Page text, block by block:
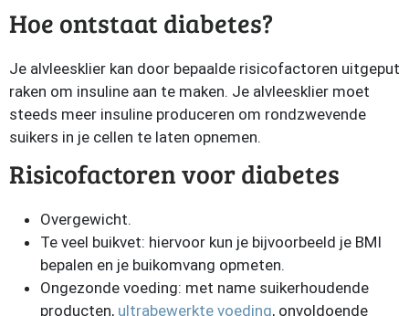
Hoe ontstaat diabetes?
Je alvleesklier kan door bepaalde risicofactoren uitgeput
raken om insuline aan te maken. Je alvleesklier moet
steeds meer insuline produceren om rondzwevende
suikers in je cellen te laten opnemen.
Risicofactoren voor diabetes
Overgewicht.
Te veel buikvet: hiervoor kun je bijvoorbeeld je BMI
bepalen en je buikomvang opmeten.
Ongezonde voeding: met name suikerhoudende
producten, ultrabewerkte voeding, onvoldoende